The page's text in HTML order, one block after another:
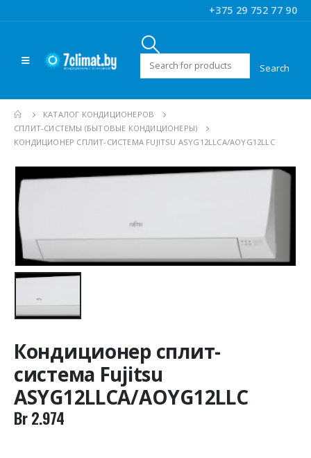
+375 29 752 77 90
Искать:
КАТАЛОГ КОНДИЦИОНЕРОВ
CПЛИТ-СИСТЕМЫ (БЫТОВЫЕ КОНДИЦИОНЕРЫ)
КОНДИЦИОНЕР СПЛИТ-СИСТЕМА FUJITSU ASYG12LLСA/AOYG12LLC
Кондиционер сплит-
система Fujitsu
ASYG12LLСA/AOYG12LLC
Br2.974